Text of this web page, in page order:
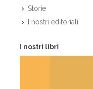
Storie
I nostri editoriali
I nostri libri